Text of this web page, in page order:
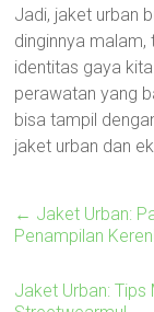
Jadi, jaket urban
dinginnya
identitas gaya
perawatan yang
bisa tampil
jaket urban dan
← Jaket Urban:
Penampilan
Jaket Urban: Tips